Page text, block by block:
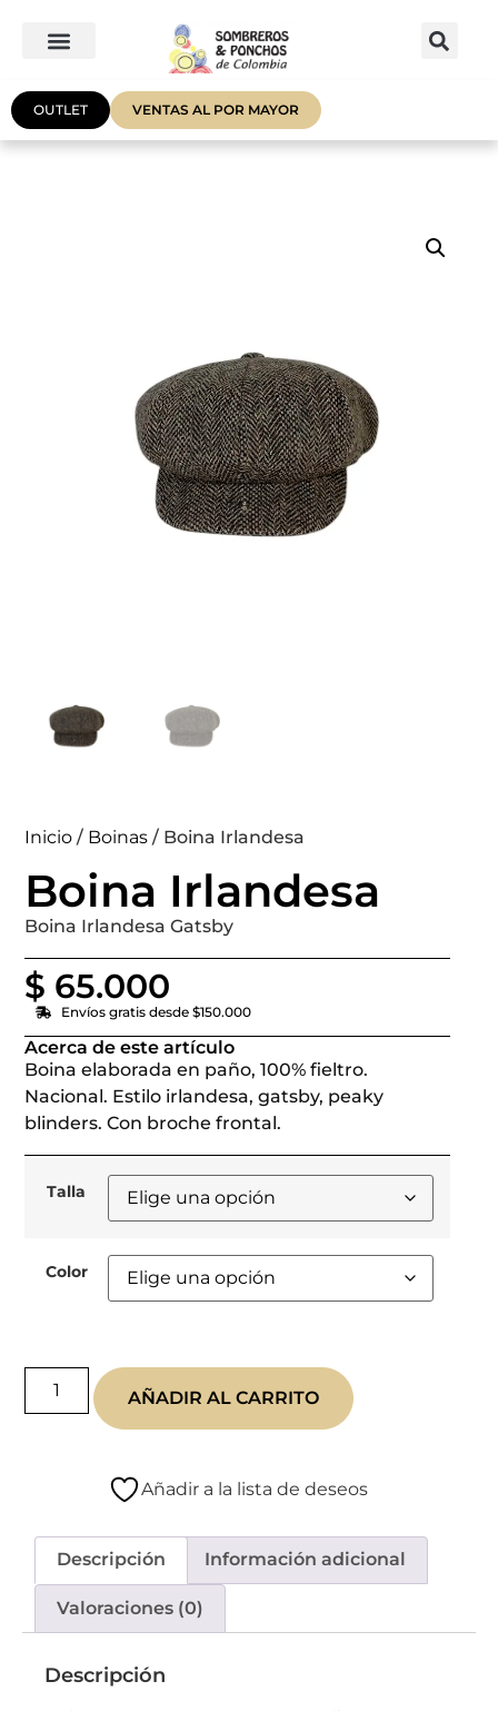
OUTLET VENTAS AL POR MAYOR
Inicio / Boinas / Boina Irlandesa
Boina Irlandesa
Boina Irlandesa Gatsby
$ 65.000
Envíos gratis desde $150.000
Acerca de este artículo
Boina elaborada en paño, 100% fieltro.
Nacional. Estilo irlandesa, gatsby, peaky
blinders. Con broche frontal.
Talla
Color
AÑADIR AL CARRITO
Añadir a la lista de deseos
Descripción Información adicional
Valoraciones (0)
Descripción